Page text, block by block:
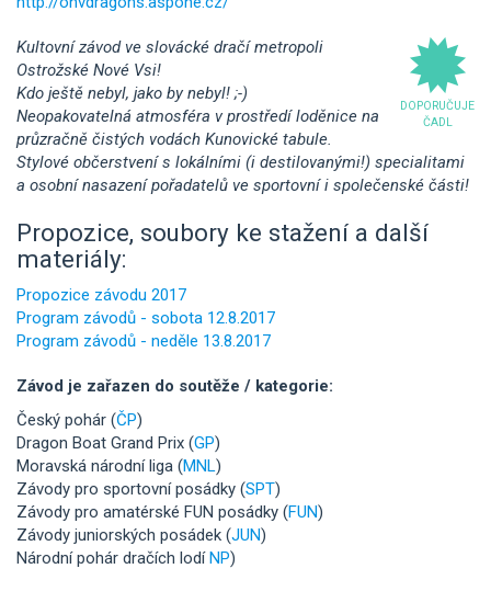
DOPORUČUJE
ČADL
Kultovní závod ve slovácké dračí metropoli
Ostrožské Nové Vsi!
Kdo ještě nebyl, jako by nebyl! ;-)
Neopakovatelná atmosféra v prostředí loděnice na
průzračně čistých vodách Kunovické tabule.
Stylové občerstvení s lokálními (i destilovanými!) specialitami
a osobní nasazení pořadatelů ve sportovní i společenské části!
Propozice, soubory ke stažení a další
materiály:
Propozice závodu 2017
Program závodů - sobota 12.8.2017
Program závodů - neděle 13.8.2017
Závod je zařazen do soutěže / kategorie:
Český pohár (ČP)
Dragon Boat Grand Prix (GP)
Moravská národní liga (MNL)
Závody pro sportovní posádky (SPT)
Závody pro amatérské FUN posádky (FUN)
Závody juniorských posádek (JUN)
Národní pohár dračích lodíNP)